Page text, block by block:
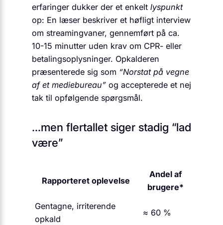
erfaringer dukker der et enkelt lyspunkt
op: En læser beskriver et høfligt interview
om streamingvaner, gennemført på ca.
10-15 minutter uden krav om CPR- eller
betalingsoplysninger. Opkalderen
præsenterede sig som “Norstat på vegne
af et mediebureau” og accepterede et nej
tak til opfølgende spørgsmål.
…men flertallet siger stadig “lad
være”
Rapporteret oplevelse
Andel af
brugere*
Gentagne, irriterende
opkald
≈ 60 %